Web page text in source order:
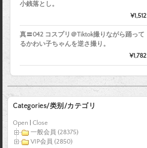
小銭落とし。
¥1,512
真〓042 コスプリ＠Tiktok撮りながら踊って
るかわい子ちゃんを逆さ撮り。
¥1,782
Categories/类别/カテゴリ
Open
Close
一般会員 (28375)
VIP会員 (2850)